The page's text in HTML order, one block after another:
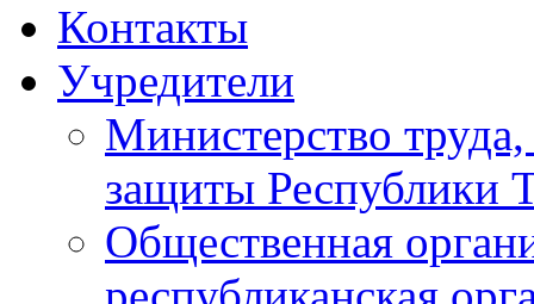
Контакты
Учредители
Министерство
защиты Республики
Общественная